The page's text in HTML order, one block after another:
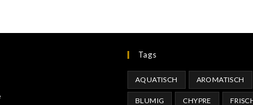
Tags
AQUATISCH AROMATISCH
BLUMIG CHYPRE